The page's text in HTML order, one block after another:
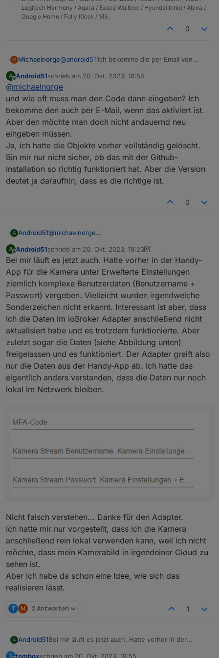
Logitech Harmony / Aqara / Easee Wallbox / Hyundai Ioniq / Alexa /
Google Home / Fully Kiosk / VIS
0
M Michaelnorge@android51 Ich bekomme die per Email von
Hast Du mal die ganzen Objekte gelöscht?
A
Offline
Android51schrieb am 20. Okt. 2023, 18:54
zuletzt editiert von
@michaelnorge
und wie oft muss man den Code dann eingeben? Ich
bekomme den auch per E-Mail, wenn das aktiviert ist.
Aber den möchte man doch nicht andauernd neu
eingeben müssen.
Ja, ich hatte die Objekte vorher vollständig gelöscht.
Bin mir nur nicht sicher, ob das mit der Github-
Installation so richtig funktioniert hat. Aber die Version
deutet ja daraufhin, dass es die richtige ist.
0
A Android51@michaelnorge
Ich bekomme den auch per E-Mail, wenn das
aktiviert ist. Aber den möchte man doch nicht
andauernd neu eingeben müssen.
Ja, ich hatte die Objekte vorher vollständig gelöscht.
Bin mir nur nicht sicher, ob das mit der Github-
Installation so richtig funktioniert hat. Aber die
Version deutet ja daraufhin, dass es die richtige ist.
A
Offline
Android51schrieb am 20. Okt. 2023, 19:23
zuletzt editiert von Android51
Bei mir läuft es jetzt auch. Hatte vorher in der Handy-
App für die Kamera unter Erweiterte Einstellungen
ziemlich komplexe Benutzerdaten (Benutzername +
Passwort) vergeben. Vielleicht wurden irgendwelche
Sonderzeichen nicht erkannt. Interessant ist aber, dass
ich die Daten im ioBroker Adapter anschließend nicht
aktualisiert habe und es trotzdem funktionierte. Aber
zuletzt sogar die Daten (siehe Abbildung unten)
freigelassen und es funktioniert. Der Adapter greift also
nur die Daten aus der Handy-App ab. Ich hatte das
eigentlich anders verstanden, dass die Daten nur noch
lokal im Netzwerk bleiben.
Nicht falsch verstehen... Danke für den Adapter.
Ich hatte mir nur vorgestellt, dass ich die Kamera
anschließend rein lokal verwenden kann, weil ich nicht
möchte, dass mein Kamerabild in irgendeiner Cloud zu
sehen ist.
Aber ich habe da schon eine Idee, wie sich das
realisieren lässt.
T M 2 Antworten 1
A Android51Bei mir läuft es jetzt auch. Hatte vorher in der
T tomboxschrieb am 20. Okt. 2023, 19:55